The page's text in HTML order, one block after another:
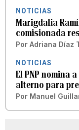
NOTICIAS
Marigdalia
comisionada
Por Adriana Díaz
NOTICIAS
El PNP nomina
alterno para
Por Manuel